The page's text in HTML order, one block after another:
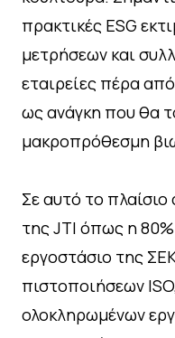
πρακτικές ESG
μετρήσεων και
εταιρείες πέρα
ως ανάγκη που θα
μακροπρόθεσμη
Σε αυτό το
της JTI όπως η
εργοστάσιο της
πιστοποιήσεων
ολοκληρωμένων